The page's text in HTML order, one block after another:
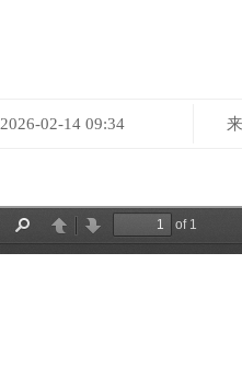
2026-02-14 09:34